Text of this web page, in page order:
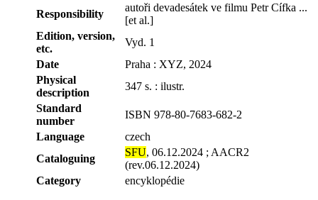
Responsibility
autoři devadesátek ve filmu Petr Cífka ...
[et al.]
Edition, version,
etc.
Vyd. 1
Date
Praha : XYZ, 2024
Physical
description
347 s. : ilustr.
Standard
number
ISBN 978-80-7683-682-2
Language
czech
Cataloguing
SFU, 06.12.2024 ; AACR2
(rev.06.12.2024)
Category
encyklopédie